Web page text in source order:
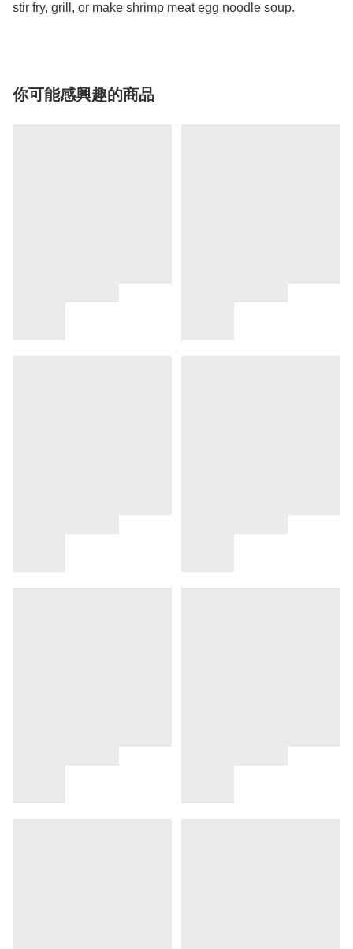
stir fry, grill, or make shrimp meat egg noodle soup.
你可能感興趣的商品